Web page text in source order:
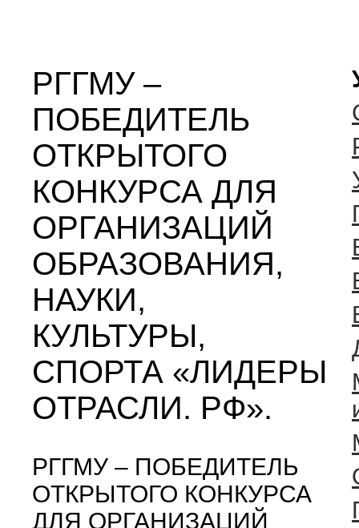
РГГМУ –
ПОБЕДИТЕЛЬ
ОТКРЫТОГО
КОНКУРСА ДЛЯ
ОРГАНИЗАЦИЙ
ОБРАЗОВАНИЯ,
НАУКИ,
КУЛЬТУРЫ,
СПОРТА «ЛИДЕРЫ
ОТРАСЛИ. РФ».
РГГМУ – ПОБЕДИТЕЛЬ
ОТКРЫТОГО КОНКУРСА
ДЛЯ ОРГАНИЗАЦИЙ